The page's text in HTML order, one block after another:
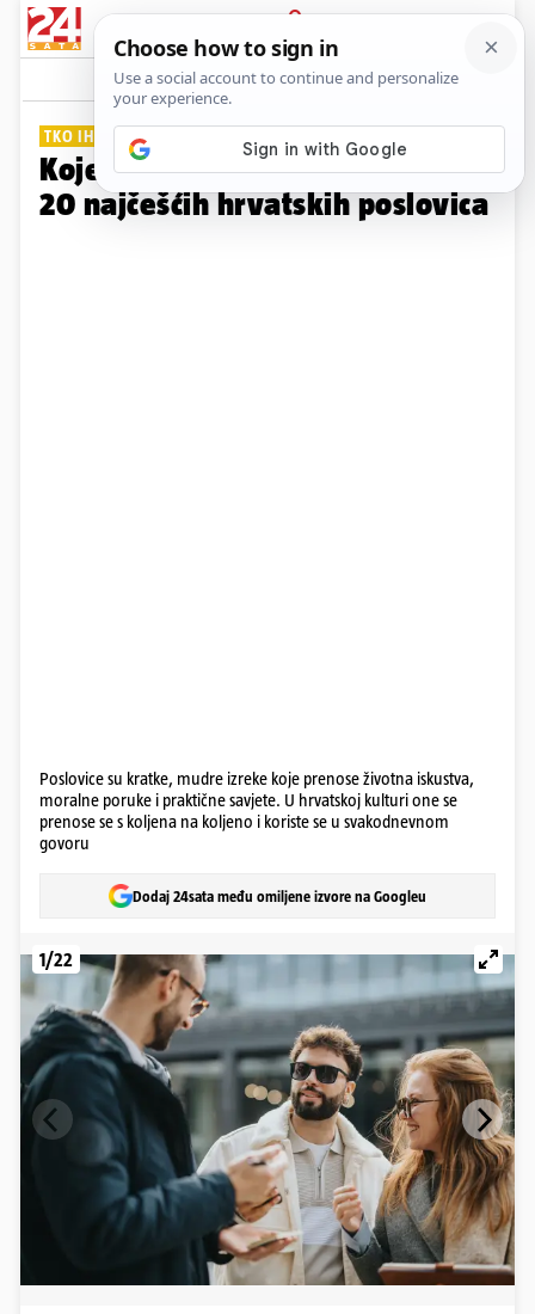
PRIJAVA
Galerija Komentari
TKO IH NE VOLI?
Koje vi najviše volite koristiti?
20 najčešćih hrvatskih poslovica
Poslovice su kratke, mudre izreke koje prenose životna iskustva,
moralne poruke i praktične savjete. U hrvatskoj kulturi one se
prenose se s koljena na koljeno i koriste se u svakodnevnom
govoru
Dodaj 24sata među omiljene izvore na Googleu
1/22